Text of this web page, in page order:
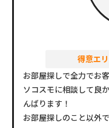
得意エ
お部屋探しで全力でお
ソコスモに相談して良
んばります！
お部屋探しのこと以外